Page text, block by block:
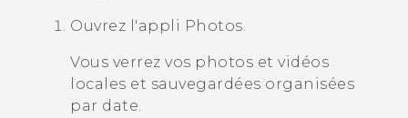
Ouvrez l'appli Photos.
Vous verrez vos photos et vidéos
locales et sauvegardées organisées
par date.